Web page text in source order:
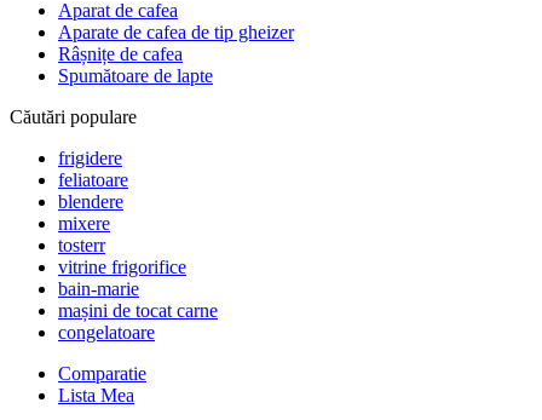
Aparat de cafea
Aparate de cafea de tip gheizer
Râșnițe de cafea
Spumătoare de lapte
Căutări populare
frigidere
feliatoare
blendere
mixere
tosterr
vitrine frigorifice
bain-marie
mașini de tocat carne
congelatoare
Comparatie
Lista Mea